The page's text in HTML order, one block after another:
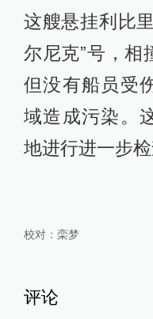
这艘悬挂利比
尔尼克”号，相
但没有船员受
域造成污染。
地进行进一步检
校对： 栾梦
评论